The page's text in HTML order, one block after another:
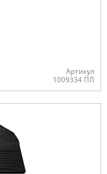
Артикул
1009334 ПЛ